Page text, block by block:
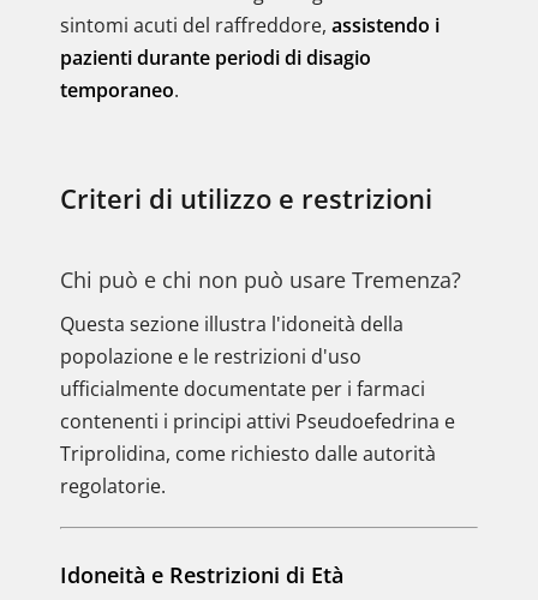
sintomi acuti del raffreddore, assistendo i
pazienti durante periodi di disagio
temporaneo.
Criteri di utilizzo e restrizioni
Chi può e chi non può usare Tremenza?
Questa sezione illustra l'idoneità della
popolazione e le restrizioni d'uso
ufficialmente documentate per i farmaci
contenenti i principi attivi Pseudoefedrina e
Triprolidina, come richiesto dalle autorità
regolatorie.
Idoneità e Restrizioni di Età